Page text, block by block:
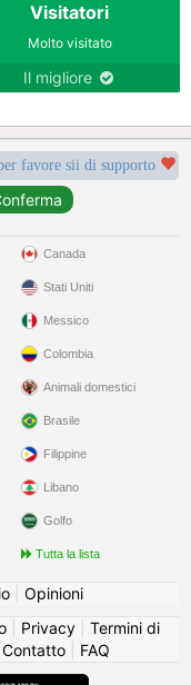
Visitatori
Molto visitato
Il migliore
favore sii di supporto
Canada
Stati Uniti
Messico
Colombia
Animali domestici
Brasile
Filippine
Libano
Golfo
Tutta la lista
| Opinioni
| Privacy| Termini di
Contatto| FAQ